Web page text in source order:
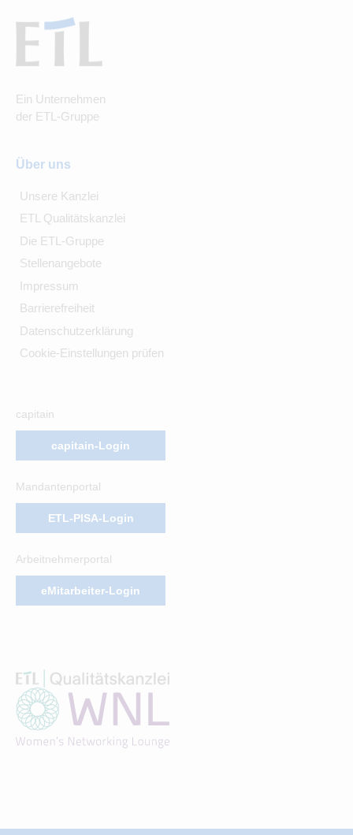
Ein Unternehmen
der ETL-Gruppe
Über uns
Unsere Kanzlei
ETL Qualitätskanzlei
Die ETL-Gruppe
Stellenangebote
Impressum
Barrierefreiheit
Datenschutzerklärung
Cookie-Einstellungen prüfen
capitain
capitain-Login
Mandantenportal
ETL-PISA-Login
Arbeitnehmerportal
eMitarbeiter-Login